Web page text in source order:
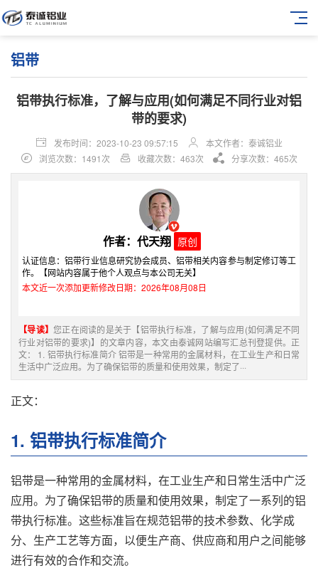
铝带
铝带执行标准，了解与应用(如何满足不同行业对铝
带的要求)
发布时间：2023-10-23 09:57:15
本文作者：泰诚铝业
浏览次数：1491次
收藏次数：463次 分享次数：465次
作者：代天翔 原创
认证信息：铝带行业信息研究协会成员、铝带相关内容参与制定修订等工
作。【网站内容属于他个人观点与本公司无关】
本文近一次添加更新修改日期：2026年08月08日
【导读】 您正在阅读的是关于【铝带执行标准，了解与应用(如何满足不同
行业对铝带的要求)】的文章内容，本文由泰诚网站编写汇总刊登提供。正
文： 1. 铝带执行标准简介 铝带是一种常用的金属材料，在工业生产和日常
生活中广泛应用。为了确保铝带的质量和使用效果，制定了···
正文：
1. 铝带执行标准简介
铝带是一种常用的金属材料，在工业生产和日常生活中广泛
应用。为了确保铝带的质量和使用效果，制定了一系列的铝
带执行标准。这些标准旨在规范铝带的技术参数、化学成
分、生产工艺等方面，以便生产商、供应商和用户之间能够
进行有效的合作和交流。